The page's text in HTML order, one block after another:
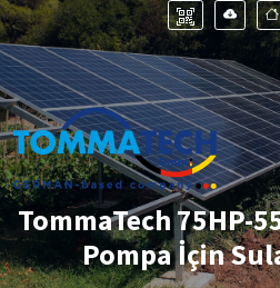
TommaTech 75HP-
Pompa İçin